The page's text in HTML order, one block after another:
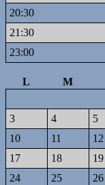
20:30
21:30
23:00
L
M
3
4 5
10
11 12
17
18 19
24
25 26